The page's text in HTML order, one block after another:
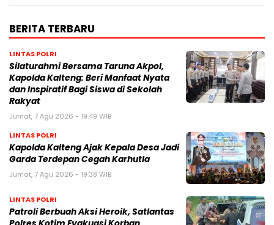
BERITA TERBARU
LINTAS POLRI
Silaturahmi Bersama Taruna Akpol,
Kapolda Kalteng: Beri Manfaat Nyata
dan Inspiratif Bagi Siswa di Sekolah
Rakyat
Jumat, 7 Agu 2026 - 19:49 WIB
LINTAS POLRI
Kapolda Kalteng Ajak Kepala Desa Jadi
Garda Terdepan Cegah Karhutla
Jumat, 7 Agu 2026 - 19:38 WIB
LINTAS POLRI
Patroli Berbuah Aksi Heroik, Satlantas